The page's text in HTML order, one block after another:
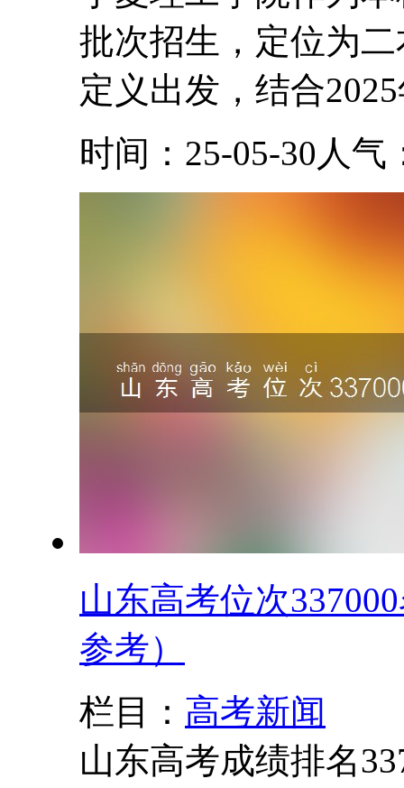
批次招生，定位为
定义出发，结合
时间：25-05-30 人气
山东高考位次
参考）
栏目： 高考新闻
山东高考成绩排名